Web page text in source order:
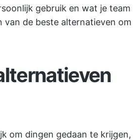
gebruik en wat je team
de beste alternatieven om
om dingen gedaan te krijgen,